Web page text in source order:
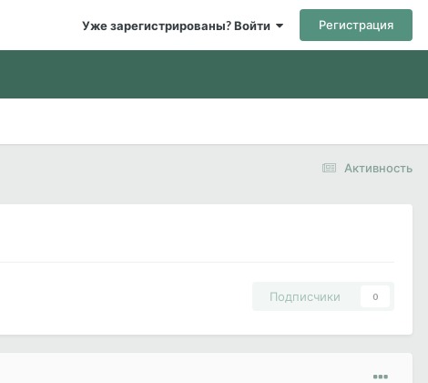
Уже зарегистрированы? Войти Регистрация
Активность
Подписчики 0